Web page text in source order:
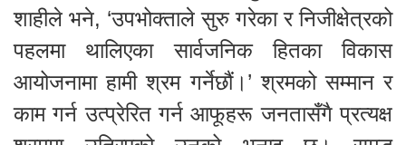
शाहीले भने, ‘उपभोक्ताले सुरु गरेका र निजीक्षेत्रको
पहलमा थालिएका सार्वजनिक हितका विकास
आयोजनामा हामी श्रम गर्नेछौं।’ श्रमको सम्मान र
काम गर्न उत्प्रेरित गर्न आफूहरू जनतासँगै प्रत्यक्ष